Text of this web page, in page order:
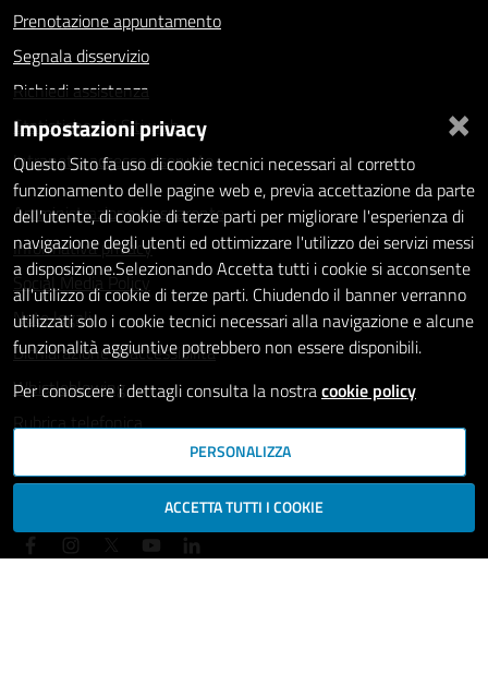
Prenotazione appuntamento
Segnala disservizio
Richiedi assistenza
Statistiche dei Siti web
Intranet - accesso riservato
Amministrazione trasparente
Informativa privacy
Social Media Policy
Note legali
Dichiarazione di accessibilità
Whistleblowing
Rubrica telefonica
SEGUICI SU
×
Impostazioni privacy
Questo Sito fa uso di cookie tecnici necessari al corretto
funzionamento delle pagine web e, previa accettazione da parte
dell'utente, di cookie di terze parti per migliorare l'esperienza di
navigazione degli utenti ed ottimizzare l'utilizzo dei servizi messi
a disposizione.Selezionando Accetta tutti i cookie si acconsente
all'utilizzo di cookie di terze parti. Chiudendo il banner verranno
utilizzati solo i cookie tecnici necessari alla navigazione e alcune
funzionalità aggiuntive potrebbero non essere disponibili.
Per conoscere i dettagli consulta la nostracookie policy
PERSONALIZZA
ACCETTA TUTTI I COOKIE